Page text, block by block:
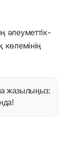
әлеуметтік-
жазылыңыз: